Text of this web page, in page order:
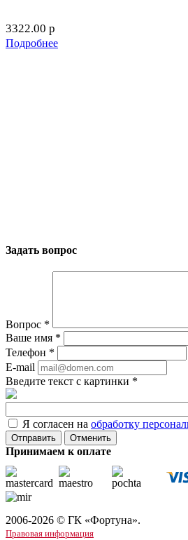
3322.00 p
Подробнее
Задать вопрос
Вопрос *
Ваше имя *
Телефон *
E-mail
Введите текст с картинки *
Я согласен на обработку
Отменить
Принимаем к оплате
2006-2026 © ГК «Фортуна».
Правовая информация